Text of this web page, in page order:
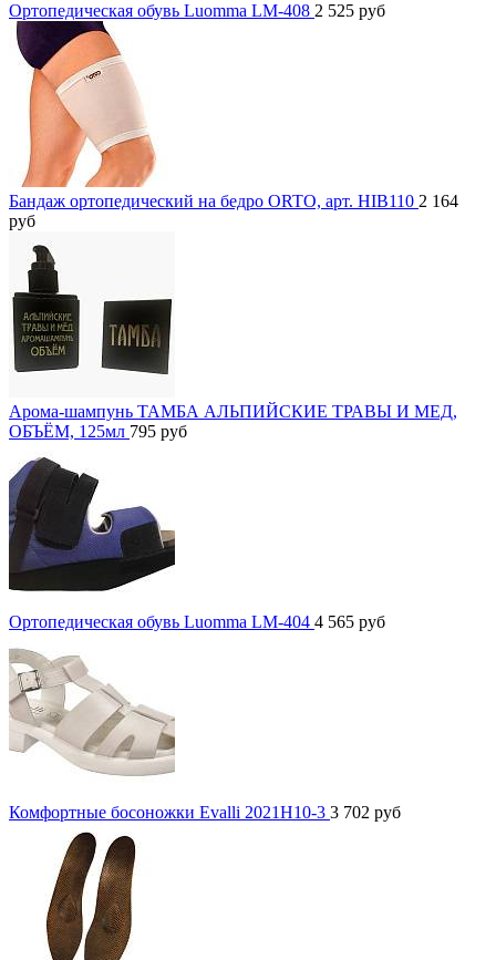
Ортопедическая обувь Luomma LM-408 2 525 руб
Бандаж ортопедический на бедро ORTO, арт. HIB110 2 164
руб
Арома-шампунь ТАМБА АЛЬПИЙСКИЕ ТРАВЫ И МЕД,
ОБЪЁМ, 125мл 795 руб
Ортопедическая обувь Luomma LM-404 4 565 руб
Комфортные босоножки Evalli 2021H10-3 3 702 руб